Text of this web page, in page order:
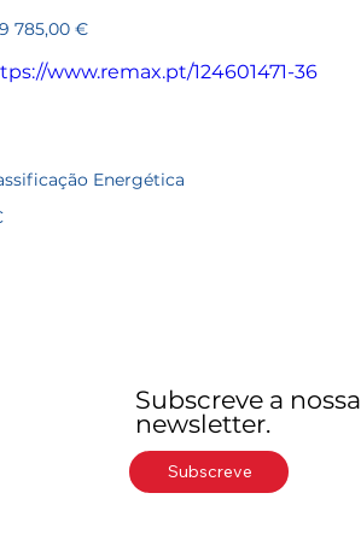
785,00 €
www.remax.pt/124601471-36
Energética
Subscreve a nossa
newsletter.
Subscreve